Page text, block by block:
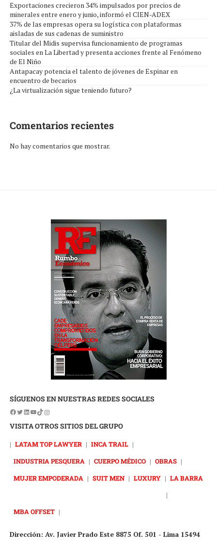
Exportaciones crecieron 34% impulsados por precios de
minerales entre enero y junio, informó el CIEN-ADEX
37% de las empresas opera su logística con plataformas
aisladas de sus cadenas de suministro
Titular del Midis supervisa funcionamiento de programas
sociales en La Libertad y presenta acciones frente al Fenómeno
de El Niño
Antapacay potencia el talento de jóvenes de Espinar en
encuentro de becarios
¿La virtualización sigue teniendo futuro?
Comentarios recientes
No hay comentarios que mostrar.
SÍGUENOS EN NUESTRAS REDES SOCIALES
VISITA OTROS SITIOS DEL GRUPO
| LATAM TOP LAWYER | INCA TRAIL |
INDUSTRIA PESQUERA | CUERPO MÉDICO | OBRAS |
MUJER EMPODERADA | SUIT MEN | LUXURY | LA BARRA
|
MBA OFFSET |
Dirección: Av. Javier Prado Este 8875 Of. 501 - Lima 15494